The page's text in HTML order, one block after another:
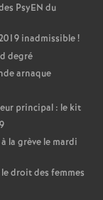
PsyEN du
inadmissible!
degré
arnaque
principal : le kit
la grève le mardi
droit des femmes